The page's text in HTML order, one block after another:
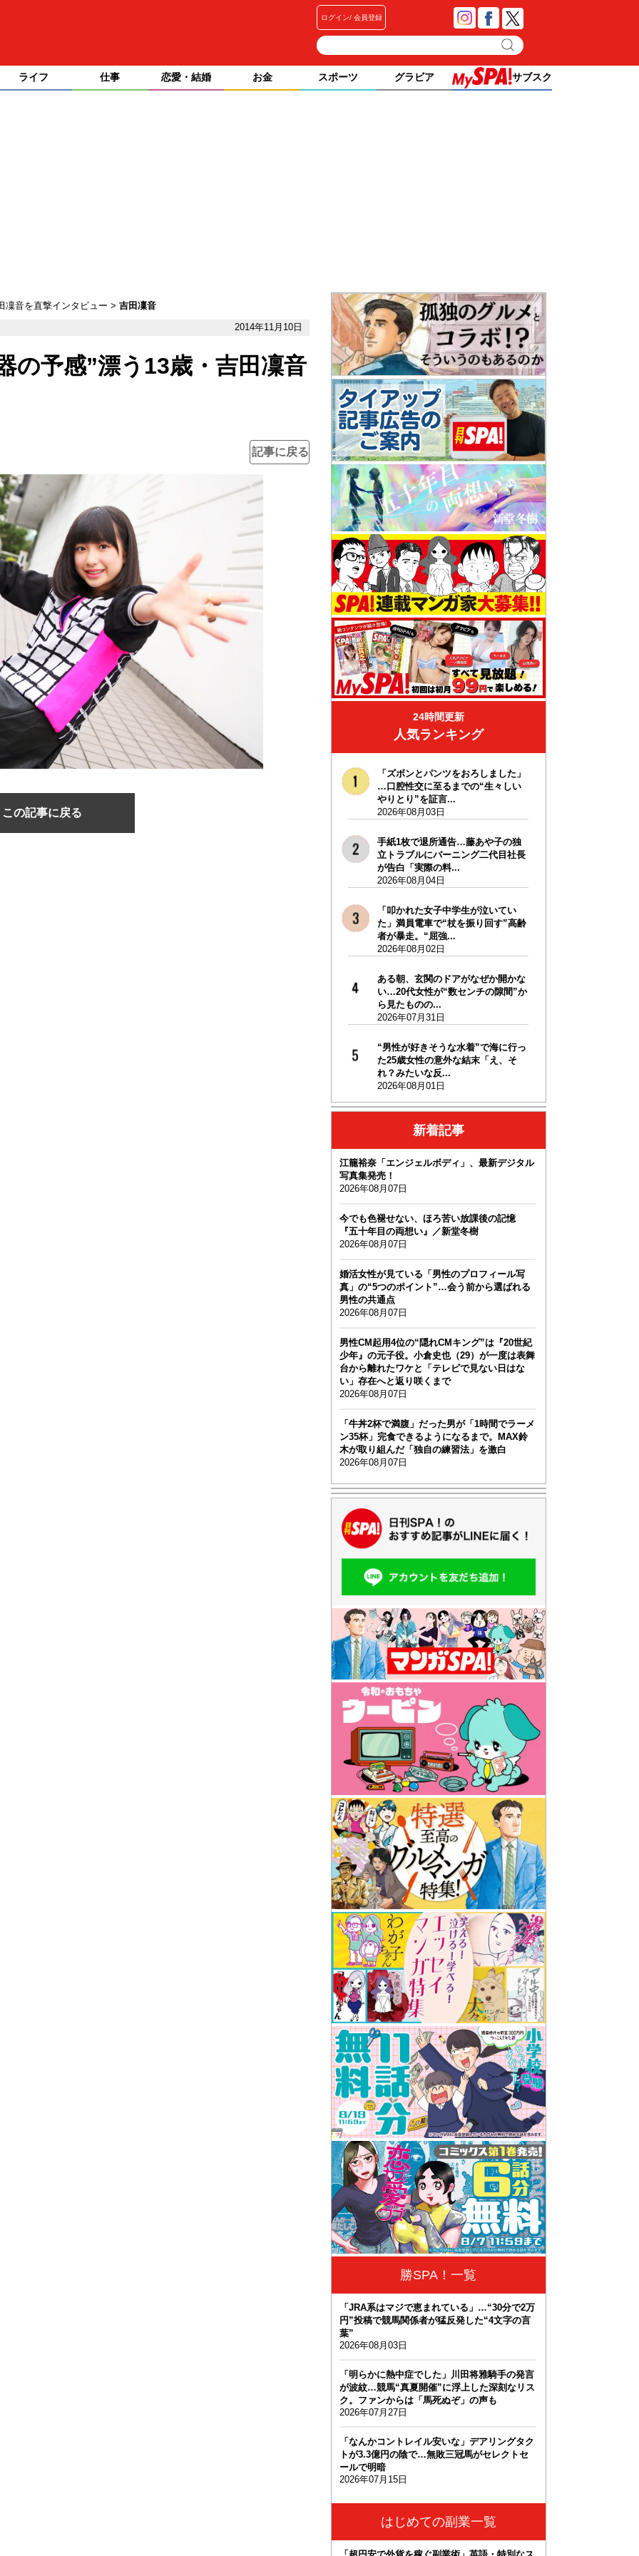
ログイン 会員登録
ライフ 仕事 恋愛・結婚 お金 スポーツ グラビア サブスク
凜音を直撃インタビュー
吉田凜音
2014年11月10日
の予感”漂う13歳・吉田凜音
記事に戻る
この記事に戻る
24時間更新
人気ランキング
「ズボンとパンツをおろしました」
…口腔性交に至るまでの“生々しい
やりとり”を証言...
2026年08月03日
手紙1枚で退所通告…藤あや子の独
立トラブルにバーニング二代目社長
が告白「実際の料...
2026年08月04日
「叩かれた女子中学生が泣いてい
た」満員電車で“杖を振り回す”高齢
者が暴走。“屈強...
2026年08月02日
ある朝、玄関のドアがなぜか開かな
い…20代女性が“数センチの隙間”か
ら見たものの...
2026年07月31日
“男性が好きそうな水着”で海に行っ
た25歳女性の意外な結末「え、そ
れ？みたいな反...
2026年08月01日
新着記事
江籠裕奈「エンジェルボディ」、最新デジタル
写真集発売！
2026年08月07日
今でも色褪せない、ほろ苦い放課後の記憶
『五十年目の両想い』／新堂冬樹
2026年08月07日
婚活女性が見ている「男性のプロフィール写
真」の“5つのポイント”…会う前から選ばれる
男性の共通点
2026年08月07日
男性CM起用4位の“隠れCMキング”は『20世紀
少年』の元子役。小倉史也（29）が一度は表舞
台から離れたワケと「テレビで見ない日はな
い」存在へと返り咲くまで
2026年08月07日
「牛丼2杯で満腹」だった男が「1時間でラーメ
ン35杯」完食できるようになるまで。MAX鈴
木が取り組んだ「独自の練習法」を激白
2026年08月07日
勝SPA！一覧
「JRA系はマジで恵まれている」…“30分で2万
円”投稿で競馬関係者が猛反発した“4文字の言
葉”
2026年08月03日
「明らかに熱中症でした」川田将雅騎手の発言
が波紋…競馬“真夏開催”に浮上した深刻なリス
ク。ファンからは「馬死ぬぞ」の声も
2026年07月27日
「なんかコントレイル安いな」デアリングタク
トが3.3億円の陰で…無敗三冠馬がセレクトセ
ールで明暗
2026年07月15日
はじめての副業一覧